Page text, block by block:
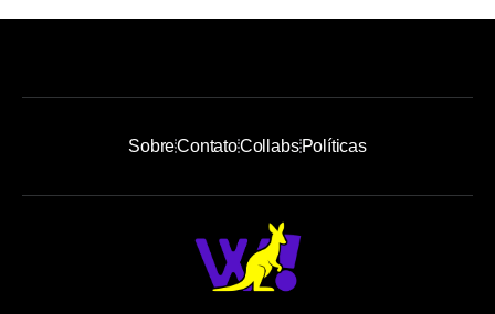
SobreContatoCollabsPolíticas